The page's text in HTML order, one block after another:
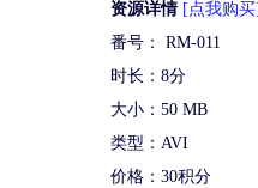
资源详情 [点我购买]
番号： RM-011
时长：8分
大小：50 MB
类型：AVI
价格：30积分